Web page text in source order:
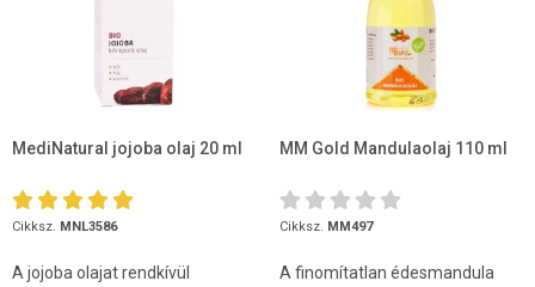
MediNatural jojoba olaj 20 ml
Cikksz. MNL3586
A jojoba olajat rendkívül
MM Gold Mandulaolaj 110 ml
Cikksz. MM497
A finomítatlan édesmandula